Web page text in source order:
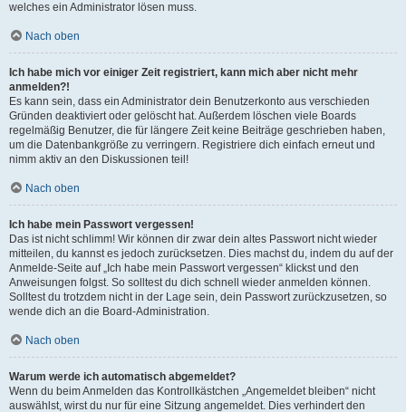
welches ein Administrator lösen muss.
Nach oben
Ich habe mich vor einiger Zeit registriert, kann mich aber nicht mehr
anmelden?!
Es kann sein, dass ein Administrator dein Benutzerkonto aus verschieden
Gründen deaktiviert oder gelöscht hat. Außerdem löschen viele Boards
regelmäßig Benutzer, die für längere Zeit keine Beiträge geschrieben haben,
um die Datenbankgröße zu verringern. Registriere dich einfach erneut und
nimm aktiv an den Diskussionen teil!
Nach oben
Ich habe mein Passwort vergessen!
Das ist nicht schlimm! Wir können dir zwar dein altes Passwort nicht wieder
mitteilen, du kannst es jedoch zurücksetzen. Dies machst du, indem du auf der
Anmelde-Seite auf „Ich habe mein Passwort vergessen“ klickst und den
Anweisungen folgst. So solltest du dich schnell wieder anmelden können.
Solltest du trotzdem nicht in der Lage sein, dein Passwort zurückzusetzen, so
wende dich an die Board-Administration.
Nach oben
Warum werde ich automatisch abgemeldet?
Wenn du beim Anmelden das Kontrollkästchen „Angemeldet bleiben“ nicht
auswählst, wirst du nur für eine Sitzung angemeldet. Dies verhindert den